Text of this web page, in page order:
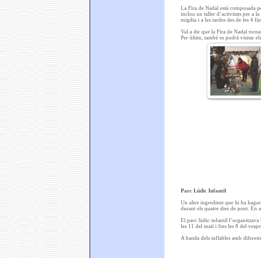
La Fira de Nadal està composada
inclou un taller d’activitats per a la
migdia i a les tardes des de les 4
Val a dir que la Fira de Nadal
Per últim, també es podrà visitar
Parc Lúdic Infantil
Un altre ingredient que hi ha
durant els quatre dies de pont. En
El parc lúdic infantil l’organitzava
les 11 del matí i fins les 8 del
A banda dels inflables amb